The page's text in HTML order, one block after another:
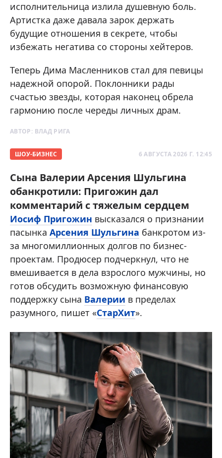
исполнительница излила душевную боль.
Артистка даже давала зарок держать
будущие отношения в секрете, чтобы
избежать негатива со стороны хейтеров.
Теперь Дима Масленников стал для певицы
надежной опорой. Поклонники рады
счастью звезды, которая наконец обрела
гармонию после череды личных драм.
АВТОР: ВЛАД РИГА
ШОУ-БИЗНЕС 6 АВГУСТА 2026 Г. 12:45
Сына Валерии Арсения Шульгина
обанкротили: Пригожин дал
комментарий с тяжелым сердцем
Иосиф Пригожин высказался о признании
пасынка Арсения Шульгина банкротом из-
за многомиллионных долгов по бизнес-
проектам. Продюсер подчеркнул, что не
вмешивается в дела взрослого мужчины, но
готов обсудить возможную финансовую
поддержку сына Валерии в пределах
разумного, пишет «СтарХит».